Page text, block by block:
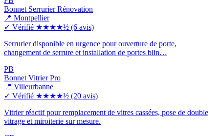
Bonnet Serrurier Rénovation
📍 Montpellier
✓ Vérifié ★★★★½ (6 avis)
Serrurier disponible en urgence pour ouverture de porte,
changement de serrure et installation de portes blin…
PB
Bonnet Vitrier Pro
📍 Villeurbanne
✓ Vérifié ★★★★½ (20 avis)
Vitrier réactif pour remplacement de vitres cassées, pose de double
vitrage et miroiterie sur mesure.